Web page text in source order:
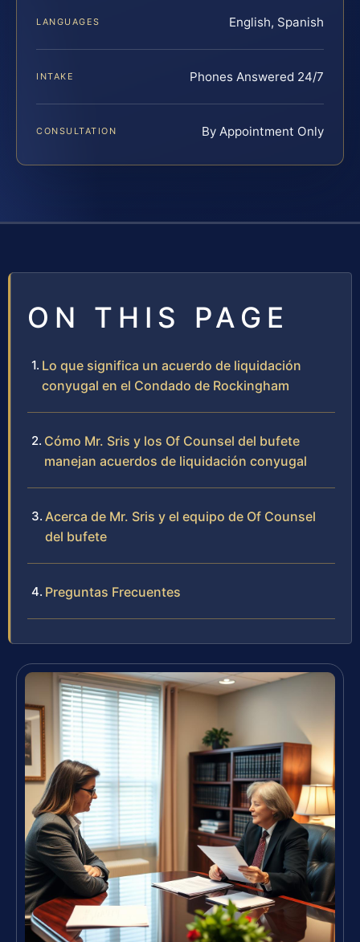
LANGUAGES English, Spanish
INTAKE Phones Answered 24/7
CONSULTATION By Appointment Only
ON THIS PAGE
Lo que significa un acuerdo de liquidación
conyugal en el Condado de Rockingham
Cómo Mr. Sris y los Of Counsel del bufete
manejan acuerdos de liquidación conyugal
Acerca de Mr. Sris y el equipo de Of Counsel
del bufete
Preguntas Frecuentes